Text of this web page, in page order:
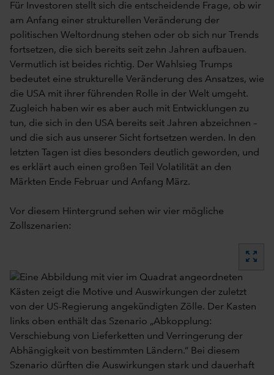
Für Investoren stellt sich die entscheidende Frage, ob wir
am Anfang einer strukturellen Veränderung der
politischen Weltordnung stehen oder ob sich nur Trends
fortsetzen, die sich bereits seit zehn Jahren aufbauen.
Vermutlich ist beides richtig. Der Wahlsieg Trumps
bedeutet eine strukturelle Veränderung des Ansatzes, wie
die USA mit ihrer führenden Rolle in der Welt umgeht.
Zugleich haben wir es aber auch mit Entwicklungen zu
tun, die sich in den USA bereits seit Jahren abzeichnen –
und die sich aus unserer Sicht fortsetzen werden. In den
letzten Tagen ist dies besonders deutlich geworden, und
es erklärt auch einen großen Teil Volatilität an den
Märkten Ende Februar und Anfang März.
Vor diesem Hintergrund sehen wir vier mögliche
Zollszenarien:
zoom_out_map